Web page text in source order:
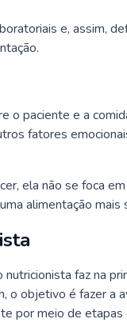
e, assim,
o paciente e a
fatores
ela não se foca
alimentação mais
faz na
o objetivo é fazer a
por meio de etapas